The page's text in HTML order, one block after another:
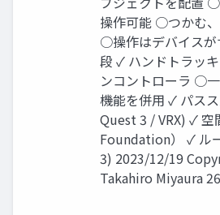
操作可能 ○つかむ
○操作はデバイスが
段 ✓ ハンドトラッ
ンコントローラ ○
機能を併用 ✓ パス
Quest 3 / VRX) ✓ 空
Foundation） ✓ ル
3) 2023/12/19
Takahiro Miyaura 26